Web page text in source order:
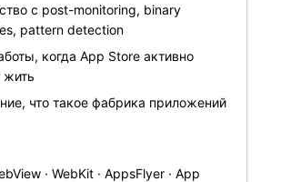
с post-monitoring, binary
pattern detection
когда App Store активно
что такое фабрика приложений
· WebKit · AppsFlyer · App